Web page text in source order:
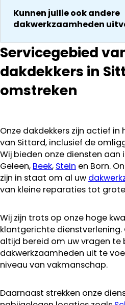
Kunnen jullie ook andere
dakwerkzaamheden
Servicegebied
dakdekkers in
omstreken
Onze dakdekkers zijn actief
van Sittard, inclusief de
Wij bieden onze diensten aan
Geleen, Beek, Stein en Born.
zijn in staat om al uw
van kleine reparaties tot
Wij zijn trots op onze hoge
klantgerichte dienstverlening.
altijd bereid om uw vragen te
dakwerkzaamheden uit te
niveau van vakmanschap.
Daarnaast strekken onze